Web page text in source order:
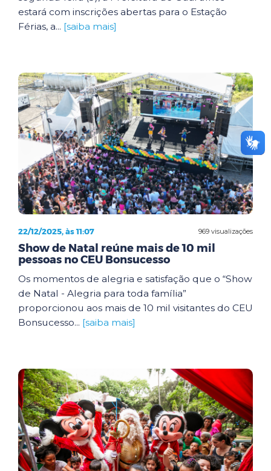
estará com inscrições abertas para o Estação
Férias, a... [saiba mais]
969 visualizações
22/12/2025, às 11:07
Show de Natal reúne mais de 10 mil
pessoas no CEU Bonsucesso
Os momentos de alegria e satisfação que o “Show
de Natal - Alegria para toda família”
proporcionou aos mais de 10 mil visitantes do CEU
Bonsucesso... [saiba mais]